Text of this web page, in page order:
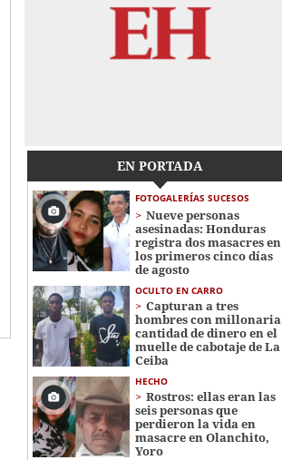
EN PORTADA
FOTOGALERÍAS SUCESOS
Nueve personas
asesinadas: Honduras
registra dos masacres en
los primeros cinco días
de agosto
OCULTO EN CARRO
Capturan a tres
hombres con millonaria
cantidad de dinero en el
muelle de cabotaje de La
Ceiba
HECHO
Rostros: ellas eran las
seis personas que
perdieron la vida en
masacre en Olanchito,
Yoro